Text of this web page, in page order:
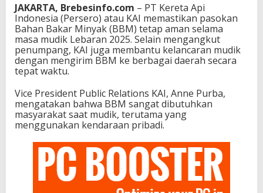
JAKARTA, Brebesinfo.com – PT Kereta Api
Indonesia (Persero) atau KAI memastikan pasokan
Bahan Bakar Minyak (BBM) tetap aman selama
masa mudik Lebaran 2025. Selain mengangkut
penumpang, KAI juga membantu kelancaran mudik
dengan mengirim BBM ke berbagai daerah secara
tepat waktu.
Vice President Public Relations KAI, Anne Purba,
mengatakan bahwa BBM sangat dibutuhkan
masyarakat saat mudik, terutama yang
menggunakan kendaraan pribadi.